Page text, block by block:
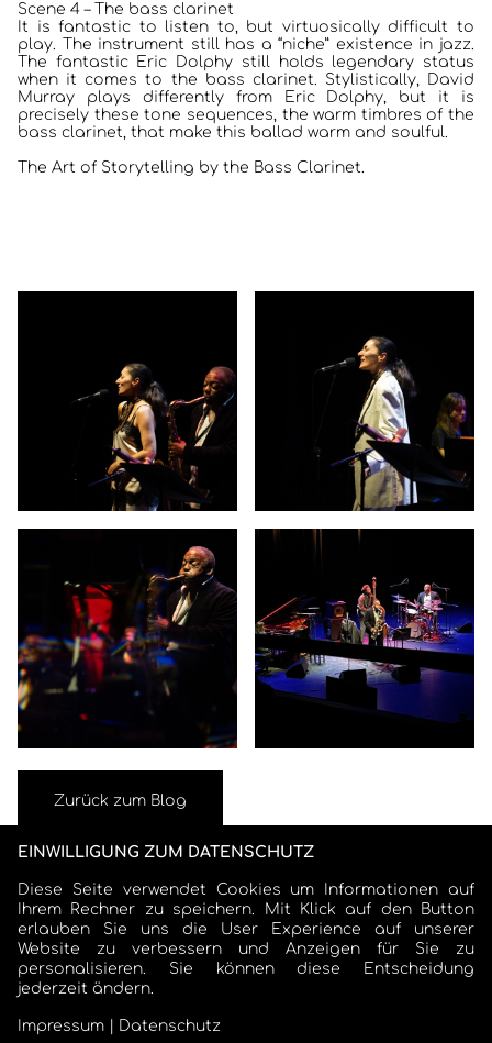
Scene 4 – The bass clarinet
It is fantastic to listen to, but virtuosically difficult to
play. The instrument still has a “niche” existence in jazz.
The fantastic Eric Dolphy still holds legendary status
when it comes to the bass clarinet. Stylistically, David
Murray plays differently from Eric Dolphy, but it is
precisely these tone sequences, the warm timbres of the
bass clarinet, that make this ballad warm and soulful.
The Art of Storytelling by the Bass Clarinet.
Zurück zum Blog
COSMO SCHARMER
EINWILLIGUNG ZUM DATENSCHUTZ
Diese Seite verwendet Cookies um Informationen auf
Ihrem Rechner zu speichern. Mit Klick auf den Button
erlauben Sie uns die User Experience auf unserer
Website zu verbessern und Anzeigen für Sie zu
personalisieren. Sie können diese Entscheidung
jederzeit ändern.
Impressum Datenschutz